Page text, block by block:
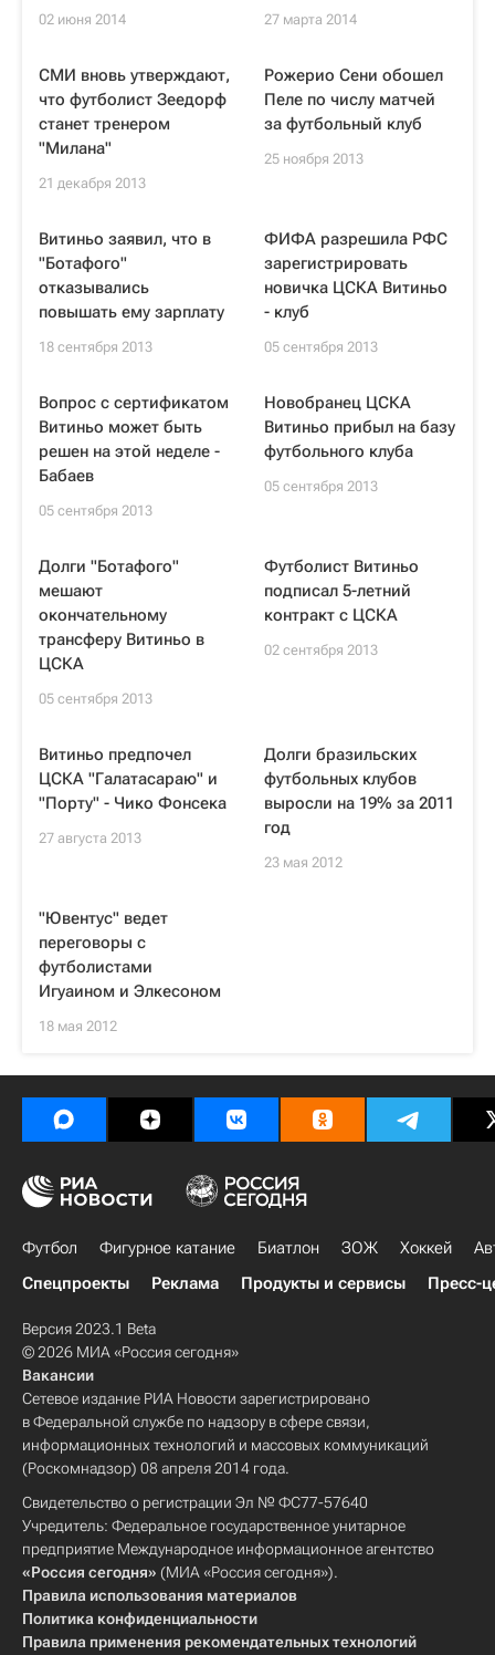
02 июня 2014 27 марта 2014
СМИ вновь утверждают,
что футболист Зеедорф
станет тренером
"Милана"
21 декабря 2013
Рожерио Сени обошел
Пеле по числу матчей
за футбольный клуб
25 ноября 2013
Витиньо заявил, что в
"Ботафого"
отказывались
повышать ему зарплату
18 сентября 2013
ФИФА разрешила РФС
зарегистрировать
новичка ЦСКА Витиньо
- клуб
05 сентября 2013
Вопрос с сертификатом
Витиньо может быть
решен на этой неделе -
Бабаев
05 сентября 2013
Новобранец ЦСКА
Витиньо прибыл на базу
футбольного клуба
05 сентября 2013
Долги "Ботафого"
мешают
окончательному
трансферу Витиньо в
ЦСКА
05 сентября 2013
Футболист Витиньо
подписал 5-летний
контракт с ЦСКА
02 сентября 2013
Витиньо предпочел
ЦСКА "Галатасараю" и
"Порту" - Чико Фонсека
27 августа 2013
Долги бразильских
футбольных клубов
выросли на 19% за 2011
год
23 мая 2012
"Ювентус" ведет
переговоры с
футболистами
Игуаином и Элкесоном
18 мая 2012
Футбол Фигурное катание Биатлон ЗОЖ Хоккей
Спецпроекты
Реклама Продукты и сервисы Пресс-
Версия 2023.1 Beta
© 2026 МИА «Россия сегодня»
Вакансии
Сетевое издание РИА Новости зарегистрировано
в Федеральной службе по надзору в сфере связи,
информационных технологий и массовых коммуникаций
(Роскомнадзор) 08 апреля 2014 года.
Свидетельство о регистрации Эл № ФС77-57640
Учредитель: Федеральное государственное унитарное
предприятие Международное информационное агентство
«Россия сегодня» (МИА «Россия сегодня»).
Правила использования материалов
Политика конфиденциальности
Правила применения рекомендательных технологий